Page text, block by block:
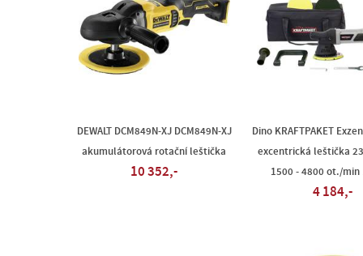
DEWALT DCM849N-XJ DCM849N-XJ
akumulátorová rotační leštička
10 352,-
Dino KRAFTPAKET
excentrická leštička
1500 - 4800 ot./min
4 184,-